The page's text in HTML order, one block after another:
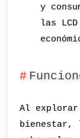
y
las
Al
bienestar,